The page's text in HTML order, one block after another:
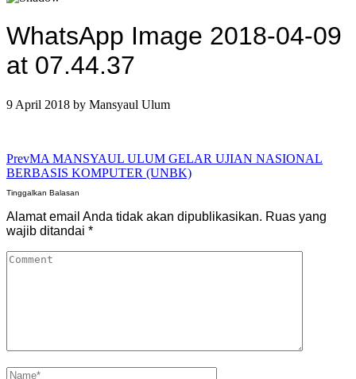
WhatsApp Image 2018-04-09
at 07.44.37
9 April 2018 by Mansyaul Ulum
PrevMA MANSYAUL ULUM GELAR UJIAN NASIONAL
BERBASIS KOMPUTER (UNBK)
Tinggalkan Balasan
Alamat email Anda tidak akan dipublikasikan. Ruas yang
wajib ditandai *